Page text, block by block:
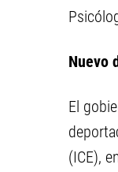
Nuevo
El
(ICE),